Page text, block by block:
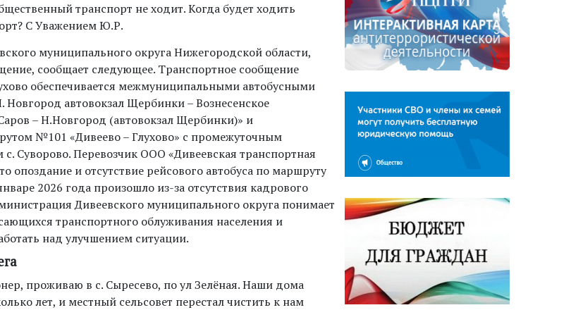
транспорт не ходит. Когда будет ходить
С Уважением Ю.Р.
муниципального округа Нижегородской области,
сообщает следующее. Транспортное сообщение
обеспечивается межмуниципальными автобусными
автовокзал Щербинки – Вознесенское
– Н.Новгород (автовокзал Щербинки)» и
№101 «Дивеево – Глухово» с промежуточным
Суворово. Перевозчик ООО «Дивеевская транспортная
опоздание и отсутствие рейсового автобуса по маршруту
2026 года произошло из-за отсутствия кадрового
Дивеевского муниципального округа понимает
транспортного облуживания населения и
над улучшением ситуации.
проживаю в с. Сыресево, по ул Зелёная. Наши дома
лет, и местный сельсовет перестал чистить к нам